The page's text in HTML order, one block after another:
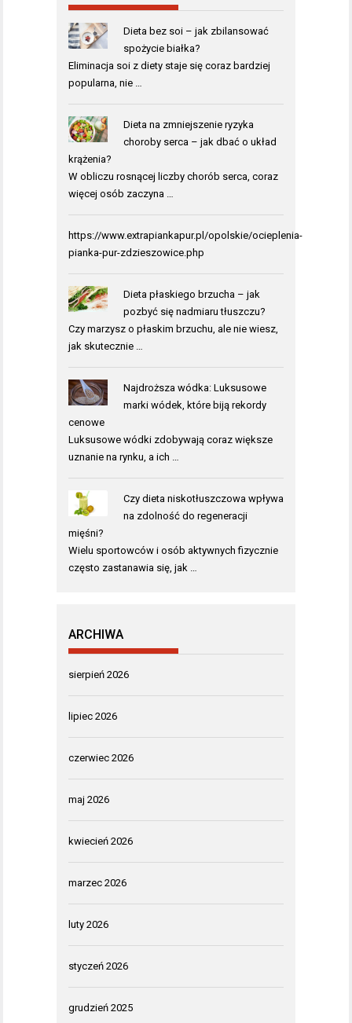
Dieta bez soi – jak zbilansować
spożycie białka?
Eliminacja soi z diety staje się coraz bardziej
popularna, nie …
Dieta na zmniejszenie ryzyka
choroby serca – jak dbać o układ
krążenia?
W obliczu rosnącej liczby chorób serca, coraz
więcej osób zaczyna …
https://www.extrapiankapur.pl/opolskie/ocieplenia-
pianka-pur-zdzieszowice.php
Dieta płaskiego brzucha – jak
pozbyć się nadmiaru tłuszczu?
Czy marzysz o płaskim brzuchu, ale nie wiesz,
jak skutecznie …
Najdroższa wódka: Luksusowe
marki wódek, które biją rekordy
cenowe
Luksusowe wódki zdobywają coraz większe
uznanie na rynku, a ich …
Czy dieta niskotłuszczowa wpływa
na zdolność do regeneracji
mięśni?
Wielu sportowców i osób aktywnych fizycznie
często zastanawia się, jak …
ARCHIWA
sierpień 2026
lipiec 2026
czerwiec 2026
maj 2026
kwiecień 2026
marzec 2026
luty 2026
styczeń 2026
grudzień 2025